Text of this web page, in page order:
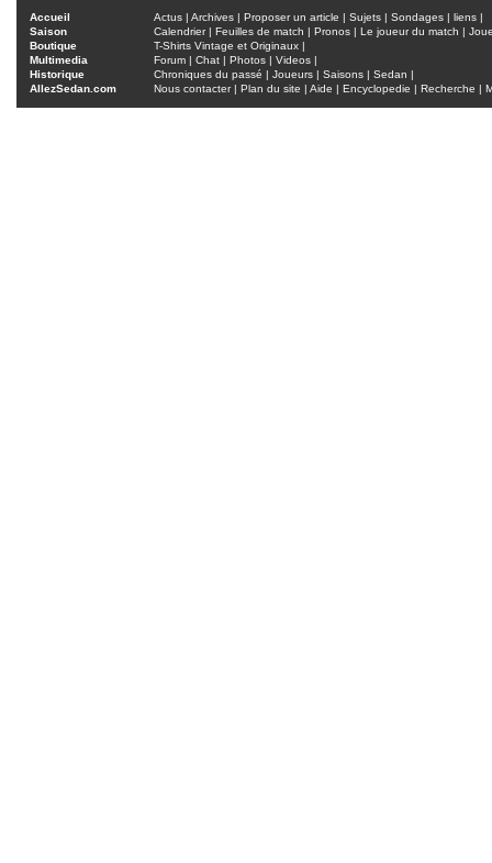
Accueil Actus | Archives | Proposer un article | Sujets | Sondages | liens |
Saison
Calendrier| Feuilles de match | Pronos | Le joueur du match |
Boutique
T-Shirts Vintage et Originaux |
Multimedia
Forum | Chat | Photos | Videos |
Historique
Chroniques du passé | Joueurs | Saisons | Sedan |
AllezSedan.com
Nous contacter| Plan du site | Aide | Encyclopedie | Recherche |